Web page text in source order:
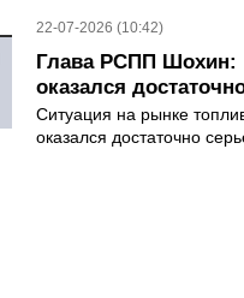
22-07-2026 (10:42)
Глава РСПП Шохин:
оказался
Ситуация на рынке
оказался достаточно